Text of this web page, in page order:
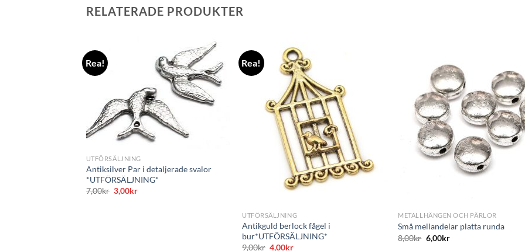
RELATERADE PRODUKTER
Rea!
UTFÖRSÄLJNING
Antiksilver Par i detaljerade svalor
*UTFÖRSÄLJNING*
7,00kr Det
ursprungliga
3,00krDet
Rea!
UTFÖRSÄLJNING
Antikguld berlock fågel i
bur*UTFÖRSÄLJNING*
9,00kr Det
4,00krDet
METALLHÄNGEN OCH PÄRLOR
Små mellandelar platta runda
8,00kr 6,00kr